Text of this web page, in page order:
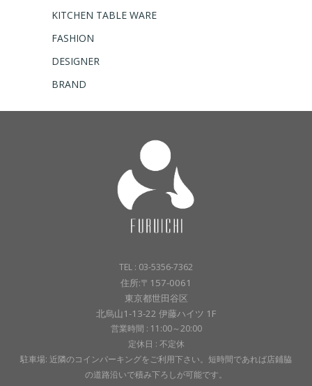
KITCHEN TABLE WARE
FASHION
DESIGNER
BRAND
TEL : 03-5356-7362
住所:〒157-0061
東京都世田谷区
北烏山1-13-22 伊藤ハイツ 1F
営業時間 : 11:00～20:00
定休日 : 不定休
駐車場: 近隣のコインパーキングをご利用下さい。短時間であれば店鋪脇
の道路沿いで積み下ろしが可能です。